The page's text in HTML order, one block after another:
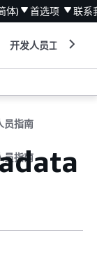
体) 首选项 联系
开发人员工具
员指南
员指南